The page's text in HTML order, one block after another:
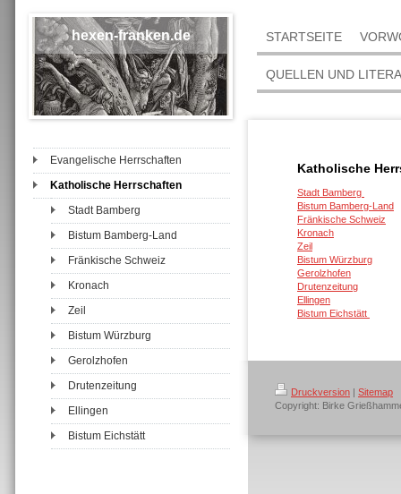
hexen-franken.de
Evangelische Herrschaften
Katholische Herrschaften
Stadt Bamberg
Bistum Bamberg-Land
Fränkische Schweiz
Kronach
Zeil
Bistum Würzburg
Gerolzhofen
Drutenzeitung
Ellingen
Bistum Eichstätt
STARTSEITE
QUELLEN UND
Katholische
Stadt Bamberg
Bistum Bamberg-Land
Fränkische Schweiz
Kronach
Zeil
Bistum Würzburg
Gerolzhofen
Drutenzeitung
Ellingen
Bistum Eichstätt
Druckversion | Sitemap
Copyright: Birke